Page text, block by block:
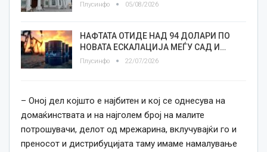
Плусинфо 05/08/2026
НАФТАТА ОТИДЕ НАД 94 ДОЛАРИ ПО
НОВАТА ЕСКАЛАЦИЈА МЕЃУ САД И…
Плусинфо 22/07/2026
– Оној дел којшто е најбитен и кој се однесува на
домаќинствата и на најголем број на малите
потрошувачи, делот од мрежарина, вклучувајќи го и
преносот и дистрибуцијата таму имаме намалување